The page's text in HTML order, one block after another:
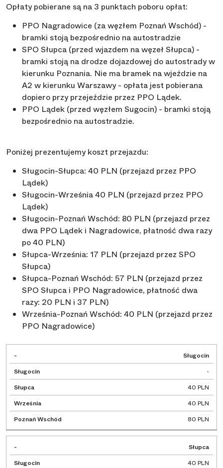
Opłaty pobierane są na 3 punktach poboru opłat:
PPO Nagradowice (za węzłem Poznań Wschód) -
bramki stoją bezpośrednio na autostradzie
SPO Słupca (przed wjazdem na węzeł Słupca) -
bramki stoją na drodze dojazdowej do autostrady w
kierunku Poznania. Nie ma bramek na wjeździe na
A2 w kierunku Warszawy - opłata jest pobierana
dopiero przy przejeździe przez PPO Lądek.
PPO Lądek (przed węzłem Sugocin) - bramki stoją
bezpośrednio na autostradzie.
Poniżej prezentujemy koszt przejazdu:
Sługocin-Słupca: 40 PLN (przejazd przez PPO
Lądek)
Sługocin-Września 40 PLN (przejazd przez PPO
Lądek)
Sługocin-Poznań Wschód: 80 PLN (przejazd przez
dwa PPO Lądek i Nagradowice, płatność dwa razy
po 40 PLN)
Słupca-Września: 17 PLN (przejazd przez SPO
Słupca)
Słupca-Poznań Wschód: 57 PLN (przejazd przez
SPO Słupca i PPO Nagradowice, płatność dwa
razy: 20 PLN i 37 PLN)
Września-Poznań Wschód: 40 PLN (przejazd przez
PPO Nagradowice)
-
Sługocin
-
40 PLN
40 PLN
80 PLN
Słupca
40 PLN